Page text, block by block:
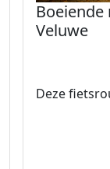
Veluwe
Deze